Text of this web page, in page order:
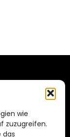
wie
zuzugreifen.
das